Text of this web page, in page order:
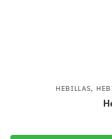
HEBILLAS,